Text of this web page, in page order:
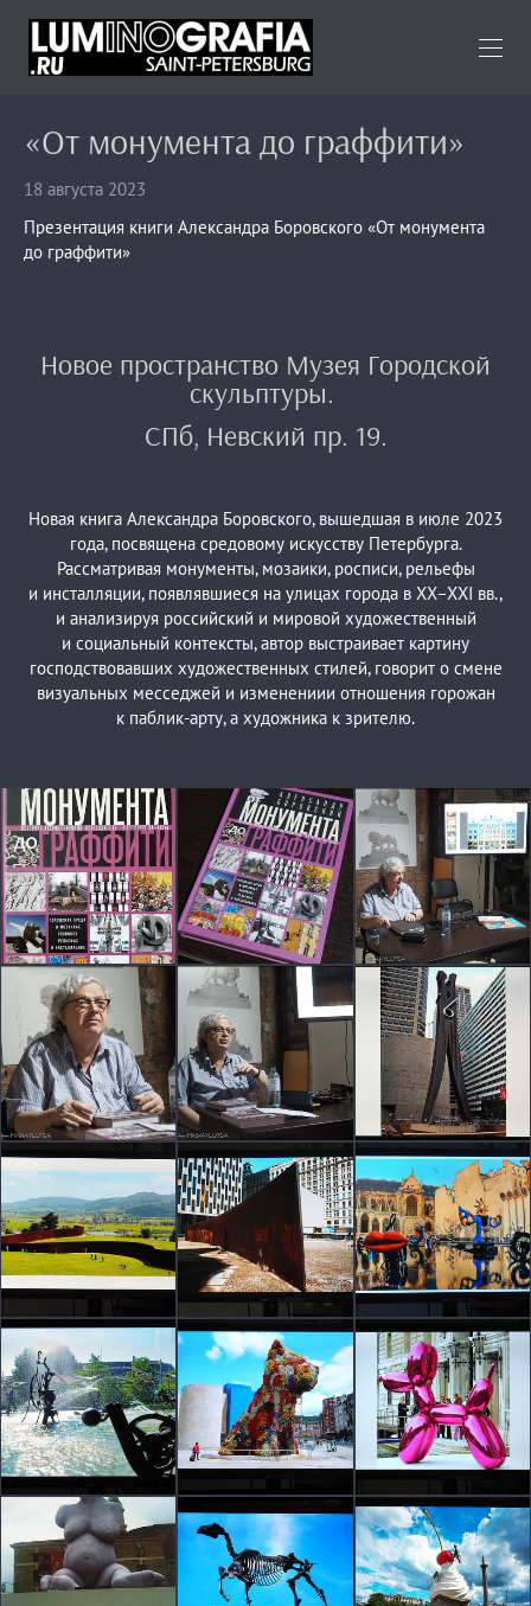
«От монумента до граффити»
18 августа 2023
Презентация книги Александра Боровского «От монумента
до граффити»
Новое пространство Музея Городской
скульптуры.
СПб, Невский пр. 19.
Новая книга Александра Боровского, вышедшая в июле 2023
года, посвящена средовому искусству Петербурга.
Рассматривая монументы, мозаики, росписи, рельефы
и инсталляции, появлявшиеся на улицах города в XX–XXI вв.,
и анализируя российский и мировой художественный
и социальный контексты, автор выстраивает картину
господствовавших художественных стилей, говорит о смене
визуальных месседжей и изменениии отношения горожан
к паблик-арту, а художника к зрителю.